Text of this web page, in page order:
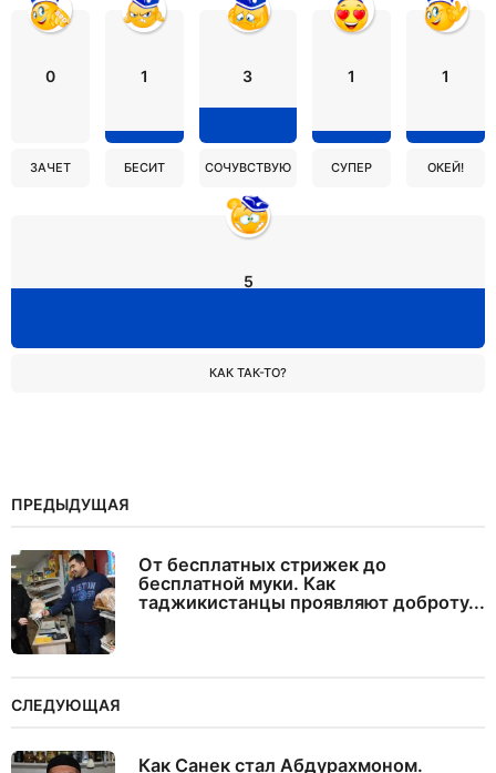
0
ЗАЧЕТ
1
БЕСИТ
3
СОЧУВСТВУЮ
1
СУПЕР
1
ОКЕЙ!
5
КАК ТАК-ТО?
ПРЕДЫДУЩАЯ
От бесплатных стрижек до
бесплатной муки. Как
таджикистанцы проявляют доброту...
СЛЕДУЮЩАЯ
Как Санек стал Абдурахмоном.